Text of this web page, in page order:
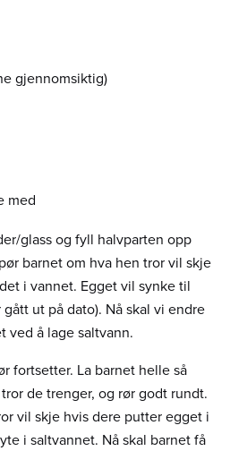
gjennomsiktig)
med
glass og fyll halvparten opp
barnet om hva hen tror vil skje
i vannet. Egget vil synke til
ut på dato). Nå skal vi endre
ved å lage saltvann.
fortsetter. La barnet helle så
de trenger, og rør godt rundt.
vil skje hvis dere putter egget i
i saltvannet. Nå skal barnet få